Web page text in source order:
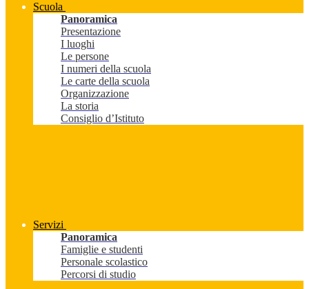
Scuola
Panoramica
Presentazione
I luoghi
Le persone
I numeri della scuola
Le carte della scuola
Organizzazione
La storia
Consiglio d’Istituto
Servizi
Panoramica
Famiglie e studenti
Personale scolastico
Percorsi di studio